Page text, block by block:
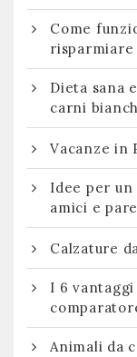
Come
Dieta sana
carni
Vacanze in
Idee per
amici e
Calzature
I 6
Animali da